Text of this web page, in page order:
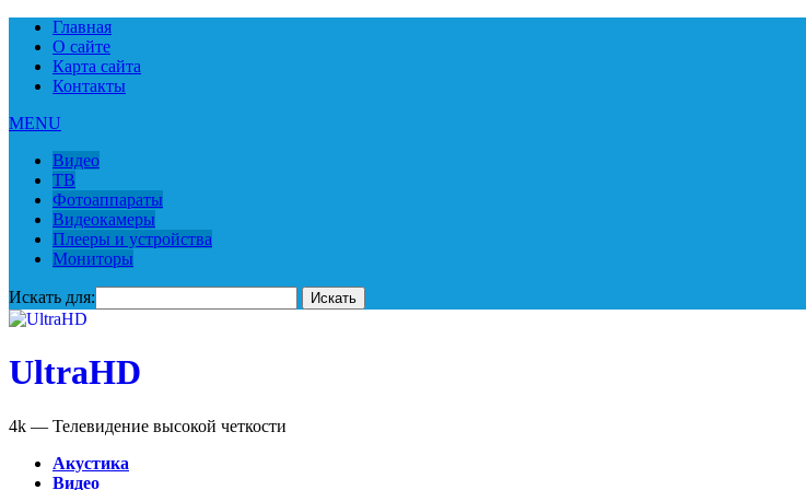
Главная
О сайте
Карта сайта
Контакты
MENU
Видео
ТВ
Фотоаппараты
Видеокамеры
Плееры и устройства
Мониторы
Искать для:
UltraHD
4k — Телевидение высокой четкости
Акустика
Видео